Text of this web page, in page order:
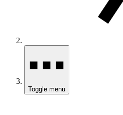
Toggle menu